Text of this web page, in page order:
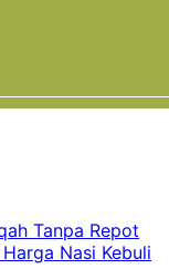
Tanpa Repot
Nasi Kebuli